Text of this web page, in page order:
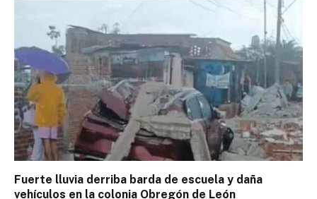
Fuerte lluvia derriba barda de escuela y daña
vehículos en la colonia Obregón de León